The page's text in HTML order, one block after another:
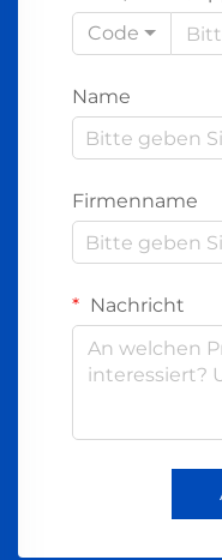
Code
Name
Firmenname
Nachricht